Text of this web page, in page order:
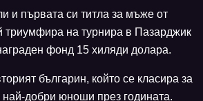
и първата си титла за мъже от
триумфира на турнира в Пазарджик
фонд 15 хиляди долара.
българин, който се класира за
най-добри юноши през годината.